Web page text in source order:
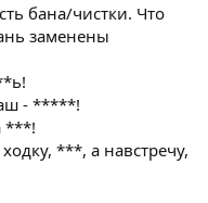
бана/чистки. Что
заменены
- *****!
***!
***, а навстречу,